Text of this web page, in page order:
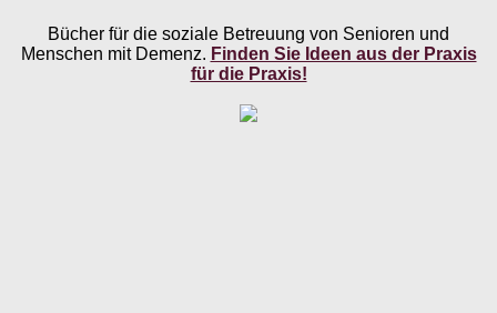
Bücher für die soziale Betreuung von Senioren und
Menschen mit Demenz. Finden Sie Ideen aus der Praxis
für die Praxis!